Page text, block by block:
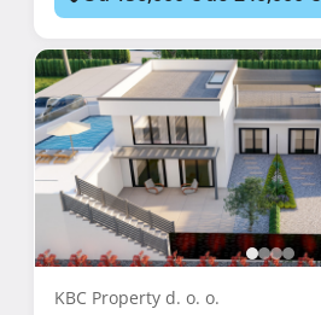
KBC Property d. o. o.